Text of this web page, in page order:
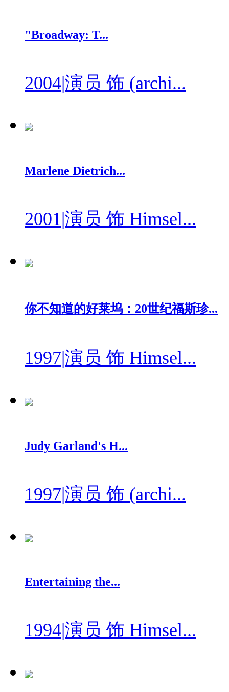
"Broadway: T...
2004|演员 饰 (archi...
Marlene Dietrich...
2001|演员 饰 Himsel...
你不知道的好莱坞：20世纪福斯珍...
1997|演员 饰 Himsel...
Judy Garland's H...
1997|演员 饰 (archi...
Entertaining the...
1994|演员 饰 Himsel...